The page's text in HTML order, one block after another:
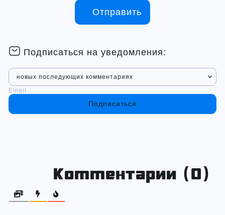
Подписаться на уведомления:
Подписаться
Комментарии (0)